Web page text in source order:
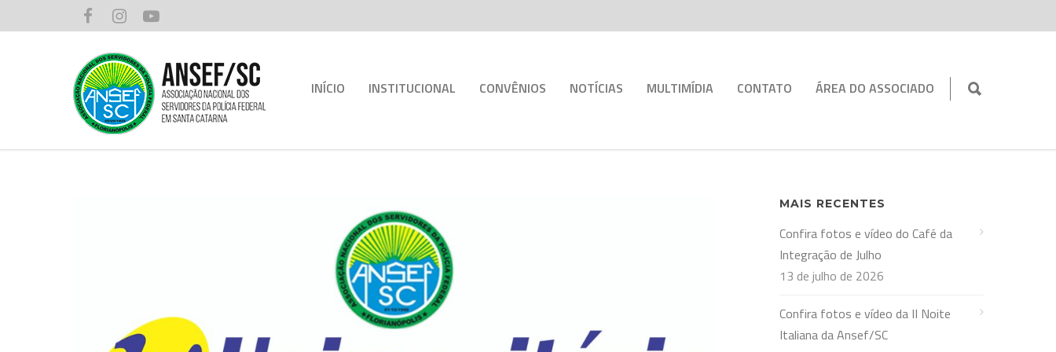
INÍCIO INSTITUCIONAL CONVÊNIOS NOTÍCIAS MULTIMÍDIA CONTATO ÁREA DO ASSOCIADO
MAIS RECENTES
Confira fotos e vídeo do Café da
Integração de Julho
13 de julho de 2026
Confira fotos e vídeo da II Noite
Italiana da Ansef/SC